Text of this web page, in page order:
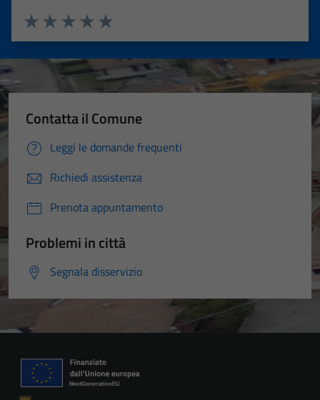
Valuta 5 stelle su 5
Valuta 4 stelle su 5
Valuta 3 stelle su 5
Valuta 2 stelle su 5
Valuta 1 stelle su 5
Contatta il Comune
Leggi le domande frequenti
Richiedi assistenza
Prenota appuntamento
Problemi in città
Segnala disservizio